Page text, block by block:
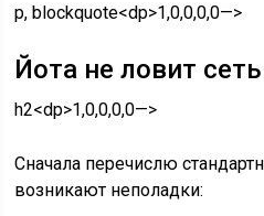
p, blockquote<dp>1,0,0,0,0—>
Йота не ловит сеть
h2<dp>1,0,0,0,0—>
Сначала перечислю
возникают неполадки: